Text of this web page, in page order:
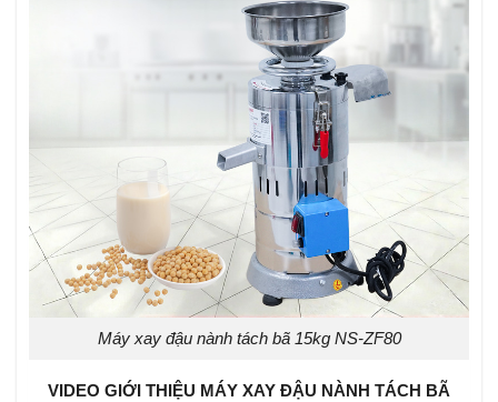
Máy xay đậu nành tách bã 15kg NS-ZF80
VIDEO GIỚI THIỆU MÁY XAY ĐẬU NÀNH TÁCH BÃ